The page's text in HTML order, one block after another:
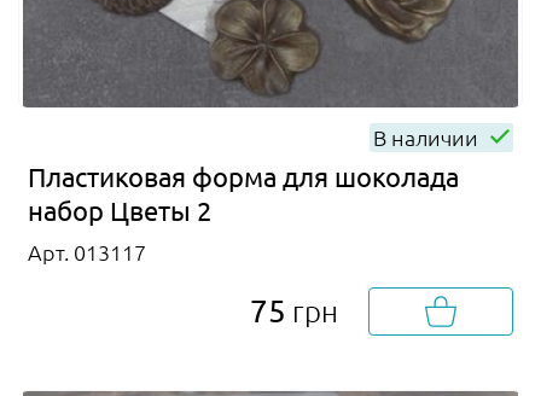
В наличии
Пластиковая форма для шоколада
набор Цветы 2
Арт. 013117
75 грн